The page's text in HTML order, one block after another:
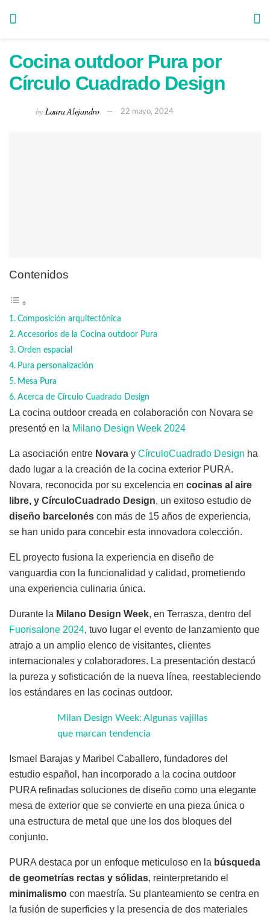
Cocina outdoor Pura por
Círculo Cuadrado Design
by Laura Alejandro 22 mayo, 2024
Contenidos
Composición arquitectónica
Accesorios de la Cocina outdoor Pura
Orden espacial
Pura personalización
Mesa Pura
Acerca de Círculo Cuadrado Design
La cocina outdoor creada en colaboración con Novara se
presentó en la Milano Design Week 2024
La asociación entre Novara y CírculoCuadrado Design ha
dado lugar a la creación de la cocina exterior PURA.
Novara, reconocida por su excelencia en cocinas al aire
libre, y CírculoCuadrado Design, un exitoso estudio de
diseño barcelonés con más de 15 años de experiencia,
se han unido para concebir esta innovadora colección.
EL proyecto fusiona la experiencia en diseño de
vanguardia con la funcionalidad y calidad, prometiendo
una experiencia culinaria única.
Durante la Milano Design Week, en Terrasza, dentro del
Fuorisalone 2024, tuvo lugar el evento de lanzamiento que
atrajo a un amplio elenco de visitantes, clientes
internacionales y colaboradores. La presentación destacó
la pureza y sofisticación de la nueva línea, reestableciendo
los estándares en las cocinas outdoor.
Milan Design Week: Algunas vajillas
que marcan tendencia
Ismael Barajas y Maribel Caballero, fundadores del
estudio español, han incorporado a la cocina outdoor
PURA refinadas soluciones de diseño como una elegante
mesa de exterior que se convierte en una pieza única o
una estructura de metal que une los dos bloques del
conjunto.
PURA destaca por un enfoque meticuloso en la búsqueda
de geometrías rectas y sólidas, reinterpretando el
minimalismo con maestría. Su planteamiento se centra en
la fusión de superficies y la presencia de dos materiales